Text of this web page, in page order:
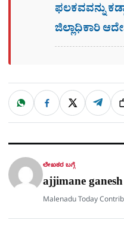
ಫಲಕವವನ್ನು
ಜಿಲ್ಲಾಧಿಕಾರಿ
ಹಂಚಿಕೊಳ್ಳಿ
W
a
t
p
F
c
e
k
X T
l
e
m
ಲೇಖಕರ ಬಗ್ಗೆ
ajjimane ganesh
Malenadu Today